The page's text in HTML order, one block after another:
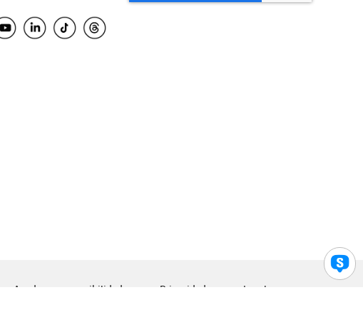
Ayuda para accesibilidad Privacidad Legal